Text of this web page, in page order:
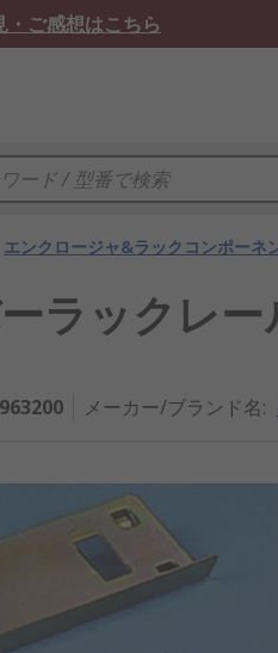
・ご感想はこちら
エンクロージャ&ラックコンポーネ
ラックレ
メーカー/ブランド名: